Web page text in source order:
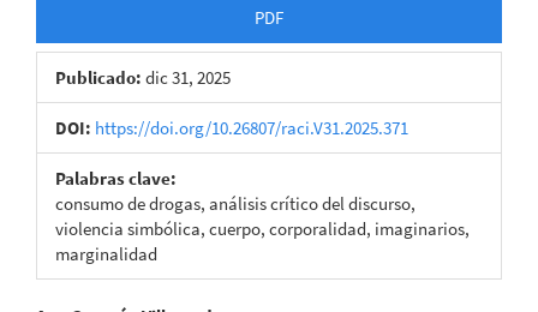
PDF
Publicado: dic 31, 2025
DOI: https://doi.org/10.26807/raci.V31.2025.371
Palabras clave:
consumo de drogas, análisis crítico del discurso,
violencia simbólica, cuerpo, corporalidad, imaginarios,
marginalidad